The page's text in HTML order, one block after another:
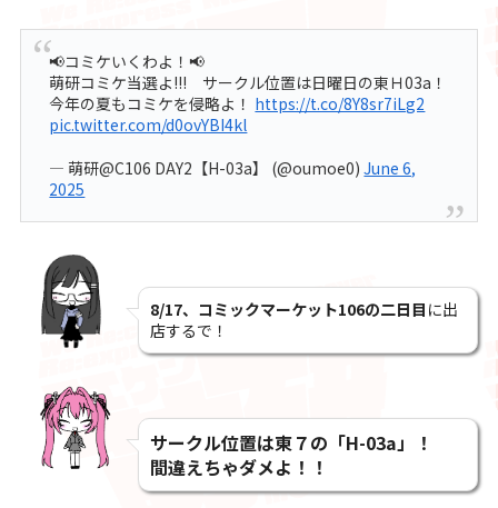
📢コミケいくわよ！📢
萌研コミケ当選よ!!! サークル位置は日曜日の東Ｈ03a！
今年の夏もコミケを侵略よ！ https://t.co/8Y8sr7iLg2
pic.twitter.com/d0ovYBI4kl
— 萌研@C106 DAY2【H-03a】 (@oumoe0)June 6,
2025
8/17、コミックマーケット106の二日目 に出
店するで ！
サークル位置は東７の「H-03a」！
間違えちゃダメよ！！